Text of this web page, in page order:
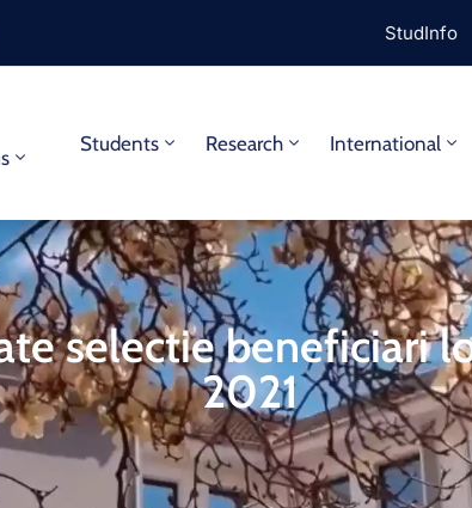
StudInfo
Students Research International
selectie beneficiari
2021